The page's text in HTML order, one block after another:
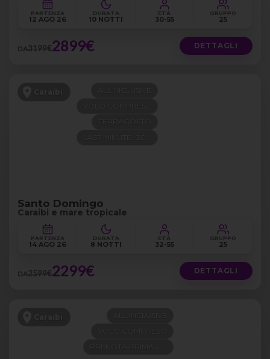
PARTENZA
12 AGO 26
DURATA
10 NOTTI
ETÀ
30-55
GRUPPO
25
DA3199€2899€ DETTAGLI
Caraibi
Santo Domingo
Caraibi e mare tropicale
PARTENZA
14 AGO 26
DURATA
8 NOTTI
ETÀ
32-55
GRUPPO
25
DA2599€2299€ DETTAGLI
Caraibi